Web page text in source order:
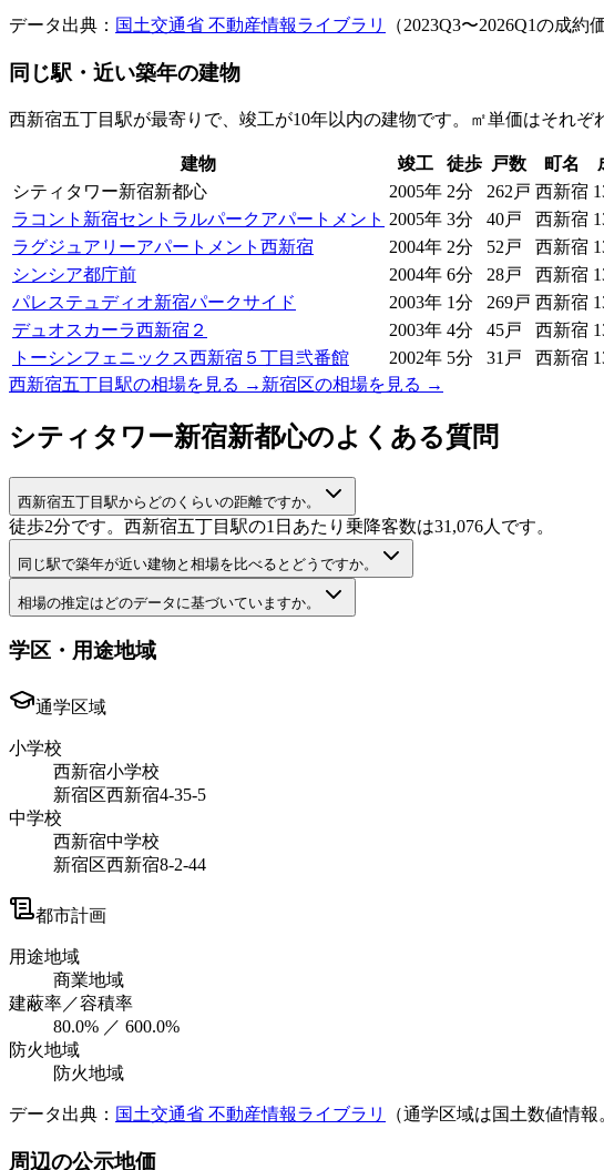
データ出典： 国土交通省 不動産情報ライブラリ （2023Q3〜2026Q1の成約
同じ駅・近い築年の建物
西新宿五丁目駅が最寄りで、 竣工が10年以内の建物です。㎡単価はそれぞ
建物 竣工 徒歩 戸数 町名
シティタワー新宿新都心
2005年 2分 262戸 西新宿
ラコント新宿セントラルパークアパートメント 2005年 3分 40戸 西新宿
ラグジュアリーアパートメント西新宿
2004年 2分 52戸 西新宿
シンシア都庁前
2004年 6分 28戸 西新宿
パレステュディオ新宿パークサイド
2003年 1分 269戸 西新宿
デュオスカーラ西新宿２
2003年 4分 45戸 西新宿
トーシンフェニックス西新宿５丁目弐番館
2002年 5分 31戸 西新宿
西新宿五丁目駅の相場を見る → 新宿区の相場を見る →
シティタワー新宿新都心のよくある質問
西新宿五丁目駅からどのくらいの距離ですか。
徒歩2分です。西新宿五丁目駅の1日あたり乗降客数は31,076人です。
同じ駅で築年が近い建物と相場を比べるとどうですか。
相場の推定はどのデータに基づいていますか。
学区・用途地域
通学区域
小学校
西新宿小学校
新宿区西新宿4-35-5
中学校
西新宿中学校
新宿区西新宿8-2-44
都市計画
用途地域
商業地域
建蔽率／容積率
80.0% ／ 600.0%
防火地域
防火地域
データ出典： 国土交通省 不動産情報ライブラリ （通学区域は国土数値情
周辺の公示地価